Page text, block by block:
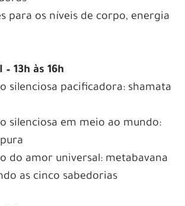
para os níveis de corpo, energia
13h às 16h
silenciosa pacificadora: shamata
silenciosa em meio ao mundo:
do amor universal: metabavana
as cinco sabedorias